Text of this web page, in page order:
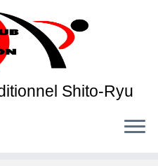
Shito-Ryu